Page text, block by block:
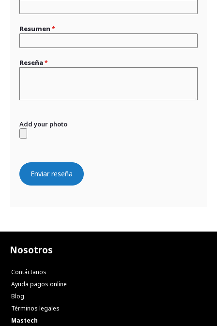
Resumen
Reseña
Add your photo
Enviar reseña
Nosotros
Contáctanos
Ayuda pagos online
Blog
Términos legales
Mastech